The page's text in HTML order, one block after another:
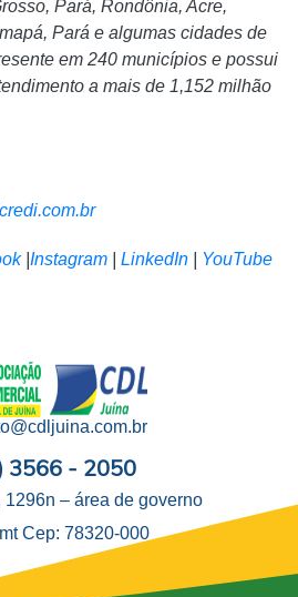
Pará, Rondônia, Acre,
Pará e algumas cidades de
em 240 municípios e possui
a mais de 1,152 milhão
| Instagram LinkedIn YouTube
3566 - 2050
1296n – área de governo
Cep: 78320-000